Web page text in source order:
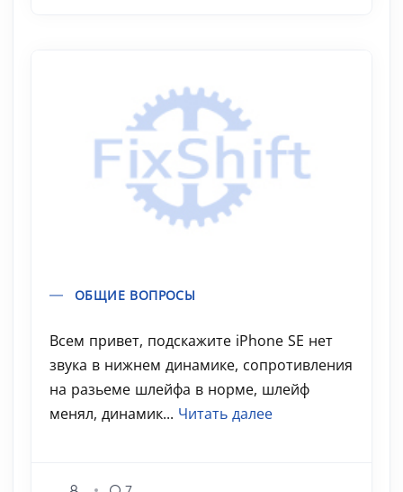
ОБЩИЕ ВОПРОСЫ
Всем привет, подскажите iPhone SE нет
звука в нижнем динамике, сопротивления
на разьеме шлейфа в норме, шлейф
менял, динамик... Читать далее